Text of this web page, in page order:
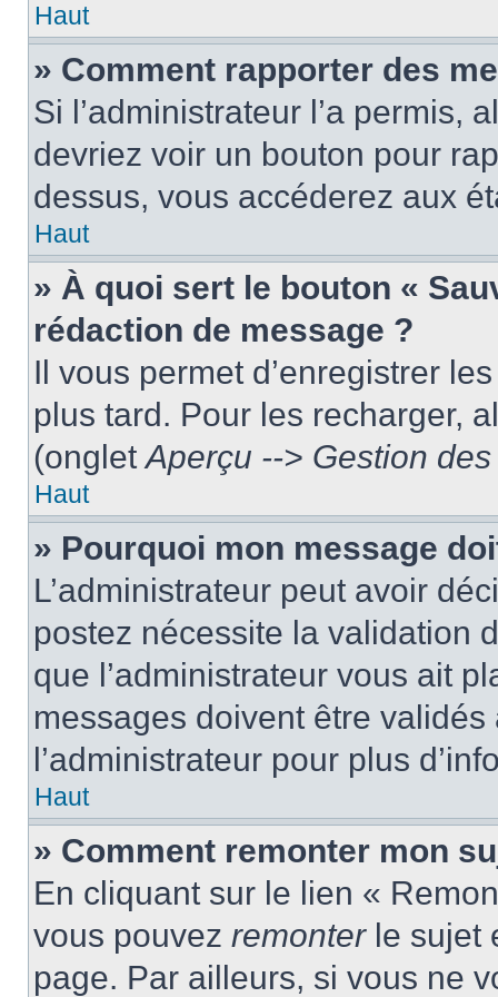
Haut
» Comment rapporter des
Si l’administrateur l’a permis,
devriez voir un bouton pour
dessus, vous accéderez aux
Haut
» À quoi sert le bouton «
rédaction de message ?
Il vous permet d’enregistrer
plus tard. Pour les recharger,
(ongletAperçu --> Gestion
Haut
» Pourquoi mon message
L’administrateur peut avoir
postez nécessite la validation
que l’administrateur vous ait
messages doivent être validés
l’administrateur pour plus
Haut
» Comment remonter mon
En cliquant sur le lien «
vous pouvez remonterle sujet
page. Par ailleurs, si vous ne